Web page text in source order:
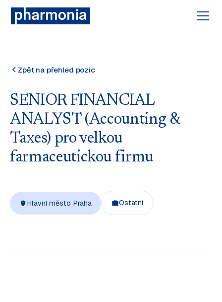
Zpět na přehled pozic
SENIOR FINANCIAL
ANALYST (Accounting &
Taxes) pro velkou
farmaceutickou firmu
Hlavní město Praha Ostatní